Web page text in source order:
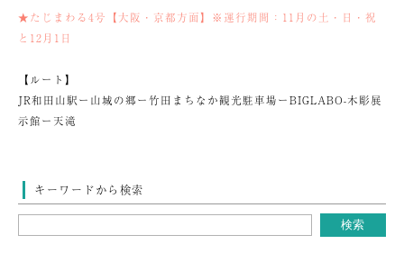
★たじまわる4号【大阪・京都方面】※運行期間：11月の土・日・祝
と12月1日
【ルート】
JR和田山駅ー山城の郷ー竹田まちなか観光駐車場ーBIGLABO-木彫展
示館ー天滝
キーワードから検索